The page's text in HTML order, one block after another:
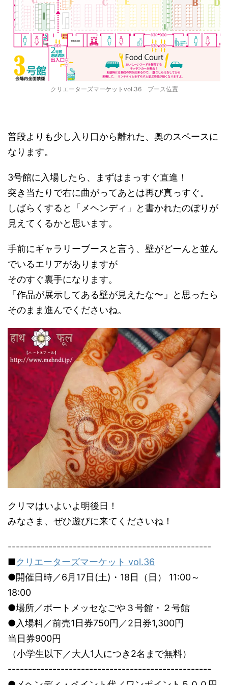
クリエーターズマーケットvol.36 ブース位置
普段よりも少し入り口から離れた、奥のスペースに
なります。
3号館に入場したら、まずはまっすぐ直進！
突き当たりで右に曲がってあとは再び真っすぐ。
しばらくすると「メヘンディ」と書かれたのぼりが
見えてくるかと思います。
手前にギャラリーブースと言う、壁がどーんと並ん
でいるエリアがありますが
そのすぐ裏手になります。
「作品が展示してある壁が見えたな〜」と思ったら
そのまま進んでくださいね。
クリマはいよいよ明後日！
みなさま、ぜひ遊びに来てくださいね！
--------------------------------------------------
■クリエーターズマーケット vol.36
●開催日時／6月17日(土)・18日（日） 11:00～
18:00
●場所／ポートメッセなごや３号館・２号館
●入場料／前売1日券750円／2日券1,300円
当日券900円
（小学生以下／大人1人につき2名まで無料）
--------------------------------------------------